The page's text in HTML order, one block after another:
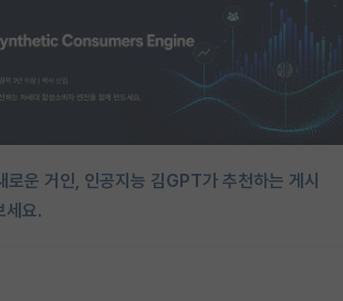
로운 거인, 인공지능 김GPT가 추천하는 게시
세요.